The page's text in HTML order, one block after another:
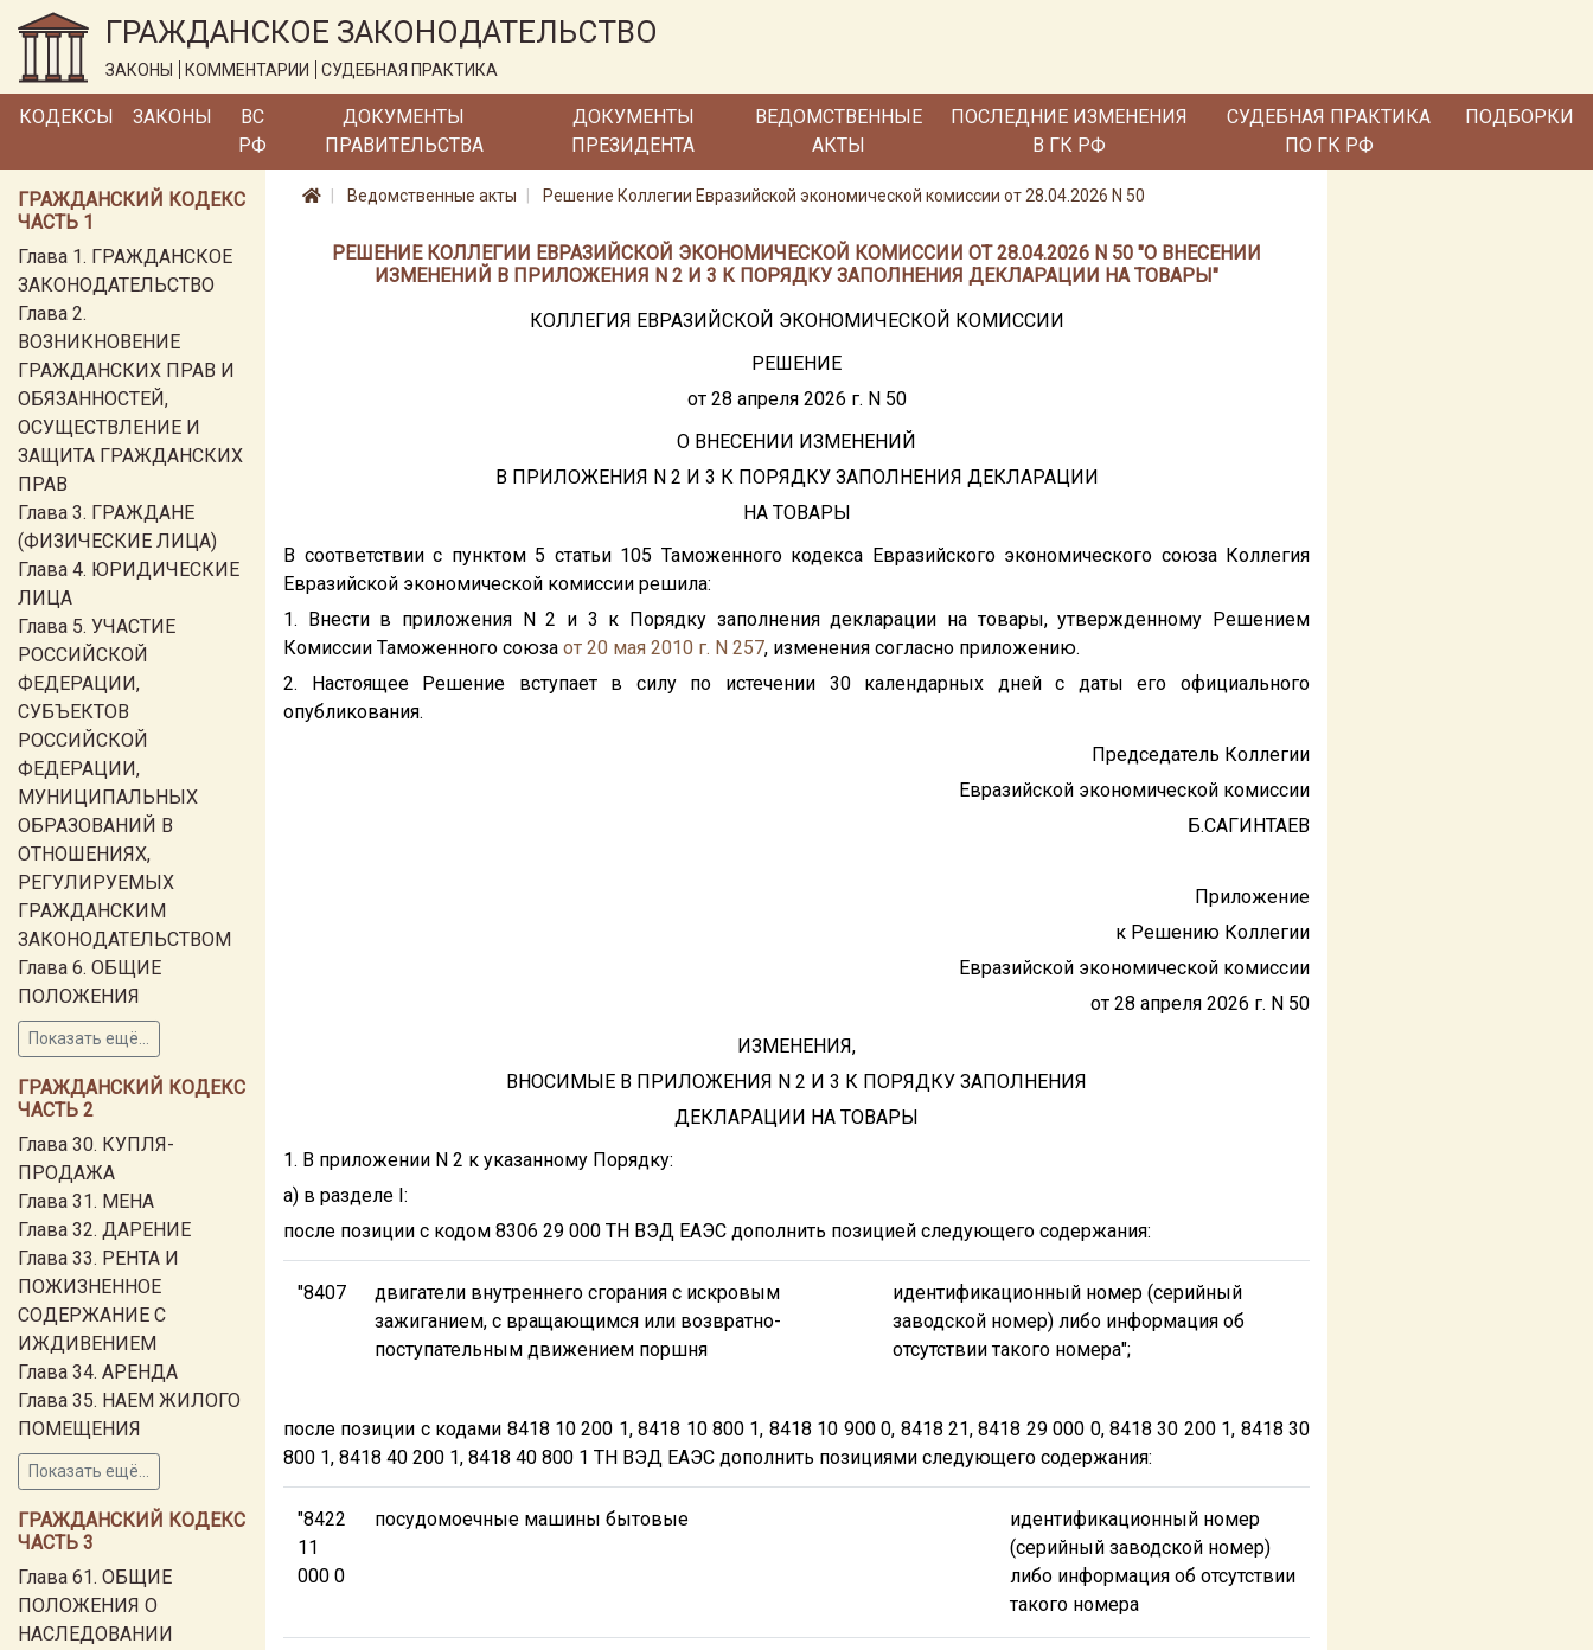
ГРАЖДАНСКОЕ ЗАКОНОДАТЕЛЬСТВО
ЗАКОНЫ КОММЕНТАРИИ СУДЕБНАЯ ПРАКТИКА
КОДЕКСЫ ЗАКОНЫ
ВС
РФ
ДОКУМЕНТЫ
ПРАВИТЕЛЬСТВА
ДОКУМЕНТЫ
ПРЕЗИДЕНТА
ВЕДОМСТВЕННЫЕ
АКТЫ
ПОСЛЕДНИЕ ИЗМЕНЕНИЯ
В ГК РФ
СУДЕБНАЯ ПРАКТИКА
ПО ГК РФ
ПОДБОРКИ
ГРАЖДАНСКИЙ КОДЕКС
ЧАСТЬ 1
Глава 1. ГРАЖДАНСКОЕ
ЗАКОНОДАТЕЛЬСТВО
Глава 2.
ВОЗНИКНОВЕНИЕ
ГРАЖДАНСКИХ ПРАВ И
ОБЯЗАННОСТЕЙ,
ОСУЩЕСТВЛЕНИЕ И
ЗАЩИТА ГРАЖДАНСКИХ
ПРАВ
Глава 3. ГРАЖДАНЕ
(ФИЗИЧЕСКИЕ ЛИЦА)
Глава 4. ЮРИДИЧЕСКИЕ
ЛИЦА
Глава 5. УЧАСТИЕ
РОССИЙСКОЙ
ФЕДЕРАЦИИ,
СУБЪЕКТОВ
РОССИЙСКОЙ
ФЕДЕРАЦИИ,
МУНИЦИПАЛЬНЫХ
ОБРАЗОВАНИЙ В
ОТНОШЕНИЯХ,
РЕГУЛИРУЕМЫХ
ГРАЖДАНСКИМ
ЗАКОНОДАТЕЛЬСТВОМ
Глава 6. ОБЩИЕ
ПОЛОЖЕНИЯ
Показать ещё...
ГРАЖДАНСКИЙ КОДЕКС
ЧАСТЬ 2
Глава 30. КУПЛЯ-
ПРОДАЖА
Глава 31. МЕНА
Глава 32. ДАРЕНИЕ
Глава 33. РЕНТА И
ПОЖИЗНЕННОЕ
СОДЕРЖАНИЕ С
ИЖДИВЕНИЕМ
Глава 34. АРЕНДА
Глава 35. НАЕМ ЖИЛОГО
ПОМЕЩЕНИЯ
Показать ещё...
ГРАЖДАНСКИЙ КОДЕКС
ЧАСТЬ 3
Глава 61. ОБЩИЕ
ПОЛОЖЕНИЯ О
НАСЛЕДОВАНИИ
Ведомственные акты Решение Коллегии Евразийской экономической комиссии от 28.04.2026 N 50
РЕШЕНИЕ КОЛЛЕГИИ ЕВРАЗИЙСКОЙ ЭКОНОМИЧЕСКОЙ КОМИССИИ ОТ 28.04.2026 N 50 "О ВНЕСЕНИИ
ИЗМЕНЕНИЙ В ПРИЛОЖЕНИЯ N 2 И 3 К ПОРЯДКУ ЗАПОЛНЕНИЯ ДЕКЛАРАЦИИ НА ТОВАРЫ"
КОЛЛЕГИЯ ЕВРАЗИЙСКОЙ ЭКОНОМИЧЕСКОЙ КОМИССИИ
РЕШЕНИЕ
от 28 апреля 2026 г. N 50
О ВНЕСЕНИИ ИЗМЕНЕНИЙ
В ПРИЛОЖЕНИЯ N 2 И 3 К ПОРЯДКУ ЗАПОЛНЕНИЯ ДЕКЛАРАЦИИ
НА ТОВАРЫ
В соответствии с пунктом 5 статьи 105 Таможенного кодекса Евразийского экономического союза Коллегия
Евразийской экономической комиссии решила:
1. Внести в приложения N 2 и 3 к Порядку заполнения декларации на товары, утвержденному Решением
Комиссии Таможенного союза от 20 мая 2010 г. N 257, изменения согласно приложению.
2. Настоящее Решение вступает в силу по истечении 30 календарных дней с даты его официального
опубликования.
Председатель Коллегии
Евразийской экономической комиссии
Б.САГИНТАЕВ
Приложение
к Решению Коллегии
Евразийской экономической комиссии
от 28 апреля 2026 г. N 50
ИЗМЕНЕНИЯ,
ВНОСИМЫЕ В ПРИЛОЖЕНИЯ N 2 И 3 К ПОРЯДКУ ЗАПОЛНЕНИЯ
ДЕКЛАРАЦИИ НА ТОВАРЫ
1. В приложении N 2 к указанному Порядку:
а) в разделе I:
после позиции с кодом 8306 29 000 ТН ВЭД ЕАЭС дополнить позицией следующего содержания:
"8407
двигатели внутреннего сгорания с искровым
зажиганием, с вращающимся или возвратно-
поступательным движением поршня
идентификационный номер (серийный
заводской номер) либо информация об
отсутствии такого номера";
после позиции с кодами 8418 10 200 1, 8418 10 800 1, 8418 10 900 0, 8418 21, 8418 29 000 0, 8418 30 200 1, 8418 30
800 1, 8418 40 200 1, 8418 40 800 1 ТН ВЭД ЕАЭС дополнить позициями следующего содержания:
"8422
11
000 0
посудомоечные машины бытовые
идентификационный номер
(серийный заводской номер)
либо информация об отсутствии
такого номера